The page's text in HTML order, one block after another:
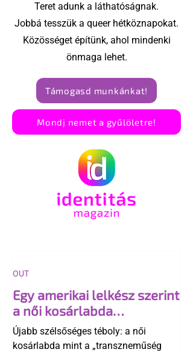
Teret adunk a láthatóságnak.
Jobbá tesszük a queer hétköznapokat.
Közösséget építünk, ahol mindenki
önmaga lehet.
Támogasd munkánkat!
Mondj nemet a gyűlöletre!
Egy amerikai lelkész szerint
a női kosárlabda
transzneműséghez vezet
Újabb szélsőséges téboly: a női
kosárlabda mint a „transzneműség
OUT